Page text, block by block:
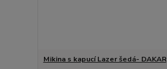
Mikina s kapucí Lazer šedá- DAKAR